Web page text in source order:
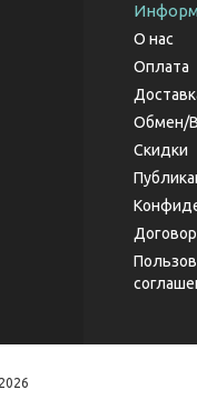
О нас
Оплата
Обмен/
Скидки